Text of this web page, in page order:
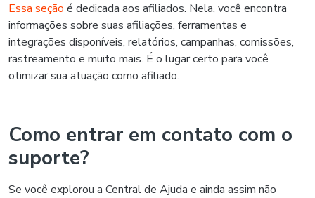
Essa seção é dedicada aos afiliados. Nela, você encontra
informações sobre suas afiliações, ferramentas e
integrações disponíveis, relatórios, campanhas, comissões,
rastreamento e muito mais. É o lugar certo para você
otimizar sua atuação como afiliado.
Como entrar em contato com o
suporte?
Se você explorou a Central de Ajuda e ainda assim não